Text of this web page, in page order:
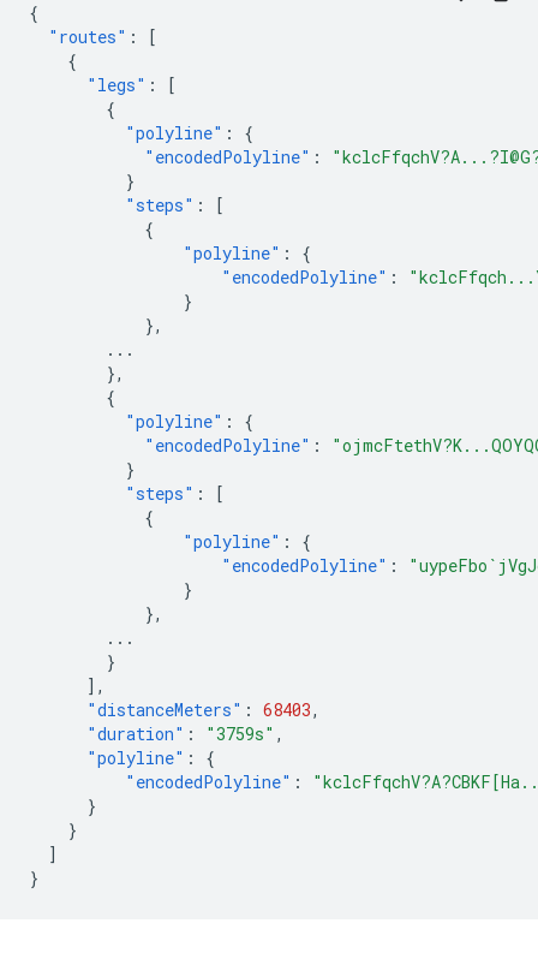
{
"routes" :
[
{
"legs" :
[
{
"polyline" :
{
"encodedPolyline" :
}
"steps" :
[
{
"polyline" :
{
"encodedPolyline" :
}
},
...
},
{
"polyline" :
{
"encodedPolyline" :
}
"steps" :
[
{
"polyline" :
{
"encodedPolyline" :
}
},
...
}
],
"distanceMeters" : 68403,
"duration" : "3759s" ,
"polyline" :
{
"encodedPolyline" :
}
}
]
}